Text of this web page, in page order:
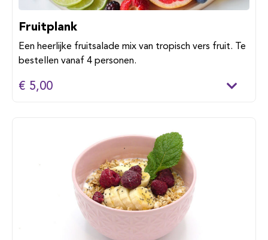
Fruitplank
Een heerlijke fruitsalade mix van tropisch vers fruit. Te
bestellen vanaf 4 personen.
€ 5,00